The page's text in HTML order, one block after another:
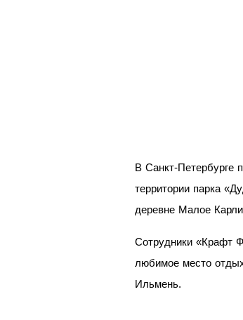
В Санкт-Петербурге
территории парка
деревне Малое
Сотрудники «Крафт
любимое место
Ильмень.